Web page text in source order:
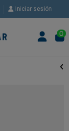
Iniciar sesión
0